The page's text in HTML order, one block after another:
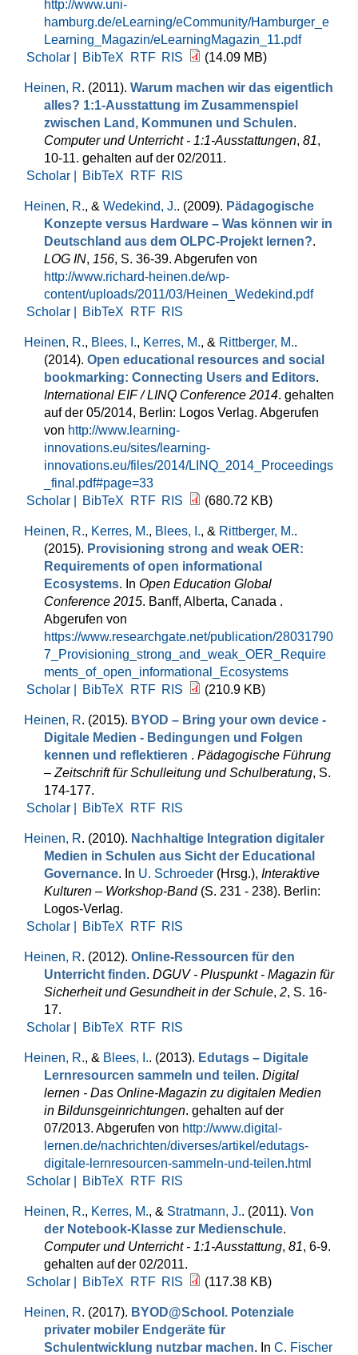
http://www.uni-
hamburg.de/eLearning/eCommunity/Hamburger_e
Learning_Magazin/eLearningMagazin_11.pdf
Scholar |
BibTeX RTF RIS (14.09 MB)
Heinen, R. (2011). Warum machen wir das eigentlich
alles? 1:1-Ausstattung im Zusammenspiel
zwischen Land, Kommunen und Schulen.
Computer und Unterricht - 1:1-Ausstattungen, 81,
10-11. gehalten auf der 02/2011.
Scholar |
BibTeX RTF RIS
Heinen, R., & Wedekind, J.. (2009). Pädagogische
Konzepte versus Hardware – Was können wir in
Deutschland aus dem OLPC-Projekt lernen?.
LOG IN, 156, S. 36-39. Abgerufen von
http://www.richard-heinen.de/wp-
content/uploads/2011/03/Heinen_Wedekind.pdf
Scholar |
BibTeX RTF RIS
Heinen, R., Blees, I., Kerres, M., & Rittberger, M..
(2014). Open educational resources and social
bookmarking: Connecting Users and Editors.
International EIF / LINQ Conference 2014. gehalten
auf der 05/2014, Berlin: Logos Verlag. Abgerufen
von http://www.learning-
innovations.eu/sites/learning-
innovations.eu/files/2014/LINQ_2014_Proceedings
_final.pdf#page=33
Scholar |
BibTeX RTF RIS (680.72 KB)
Heinen, R., Kerres, M., Blees, I., & Rittberger, M..
(2015). Provisioning strong and weak OER:
Requirements of open informational
Ecosystems. In Open Education Global
Conference 2015. Banff, Alberta, Canada .
Abgerufen von
https://www.researchgate.net/publication/28031790
7_Provisioning_strong_and_weak_OER_Require
ments_of_open_informational_Ecosystems
Scholar |
BibTeX RTF RIS (210.9 KB)
Heinen, R. (2015). BYOD – Bring your own device -
Digitale Medien - Bedingungen und Folgen
kennen und reflektieren . Pädagogische Führung
– Zeitschrift für Schulleitung und Schulberatung, S.
174-177.
Scholar |
BibTeX RTF RIS
Heinen, R. (2010). Nachhaltige Integration digitaler
Medien in Schulen aus Sicht der Educational
Governance. In U. Schroeder (Hrsg.), Interaktive
Kulturen – Workshop-Band(S. 231 - 238). Berlin:
Logos-Verlag.
Scholar |
BibTeX RTF RIS
Heinen, R. (2012). Online-Ressourcen für den
Unterricht finden. DGUV - Pluspunkt - Magazin für
Sicherheit und Gesundheit in der Schule, 2, S. 16-
17.
Scholar |
BibTeX RTF RIS
Heinen, R., & Blees, I.. (2013). Edutags – Digitale
Lernresourcen sammeln und teilen. Digital
lernen - Das Online-Magazin zu digitalen Medien
in Bildunsgeinrichtungen. gehalten auf der
07/2013. Abgerufen von http://www.digital-
lernen.de/nachrichten/diverses/artikel/edutags-
digitale-lernresourcen-sammeln-und-teilen.html
Scholar |
BibTeX RTF RIS
Heinen, R., Kerres, M., & Stratmann, J.. (2011). Von
der Notebook-Klasse zur Medienschule.
Computer und Unterricht - 1:1-Ausstattung, 81, 6-9.
gehalten auf der 02/2011.
Scholar |
BibTeX RTF RIS (117.38 KB)
Heinen, R. (2017). BYOD@School. Potenziale
privater mobiler Endgeräte für
Schulentwicklung nutzbar machen. In C. Fischer